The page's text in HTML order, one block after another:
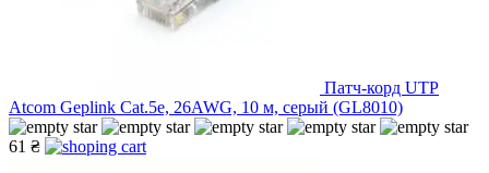
Патч-корд UTP
Atcom Geplink Cat.5e, 26AWG, 10 м, серый (GL8010)
61 ₴